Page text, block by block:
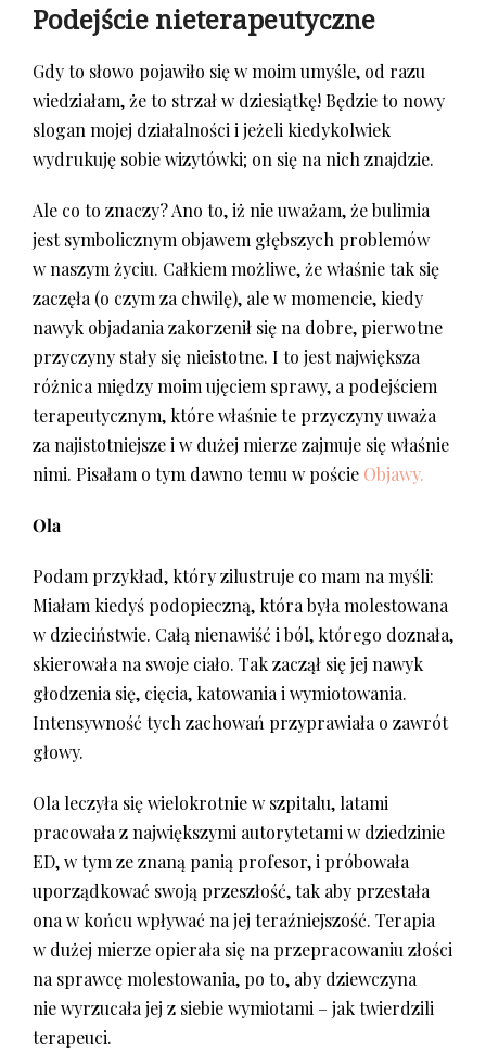
Podejście nieterapeutyczne
Gdy to słowo pojawiło się w moim umyśle, od razu
wiedziałam, że to strzał w dziesiątkę! Będzie to nowy
slogan mojej działalności i jeżeli kiedykolwiek
wydrukuję sobie wizytówki; on się na nich znajdzie.
Ale co to znaczy? Ano to, iż nie uważam, że bulimia
jest symbolicznym objawem głębszych problemów
w naszym życiu. Całkiem możliwe, że właśnie tak się
zaczęła (o czym za chwilę), ale w momencie, kiedy
nawyk objadania zakorzenił się na dobre, pierwotne
przyczyny stały się nieistotne. I to jest największa
różnica między moim ujęciem sprawy, a podejściem
terapeutycznym, które właśnie te przyczyny uważa
za najistotniejsze i w dużej mierze zajmuje się właśnie
nimi. Pisałam o tym dawno temu w poście Objawy.
Ola
Podam przykład, który zilustruje co mam na myśli:
Miałam kiedyś podopieczną, która była molestowana
w dzieciństwie. Całą nienawiść i ból, którego doznała,
skierowała na swoje ciało. Tak zaczął się jej nawyk
głodzenia się, cięcia, katowania i wymiotowania.
Intensywność tych zachowań przyprawiała o zawrót
głowy.
Ola leczyła się wielokrotnie w szpitalu, latami
pracowała z największymi autorytetami w dziedzinie
ED, w tym ze znaną panią profesor, i próbowała
uporządkować swoją przeszłość, tak aby przestała
ona w końcu wpływać na jej teraźniejszość. Terapia
w dużej mierze opierała się na przepracowaniu złości
na sprawcę molestowania, po to, aby dziewczyna
nie wyrzucała jej z siebie wymiotami – jak twierdzili
terapeuci.